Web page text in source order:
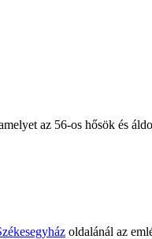
az 56-os hősök és
oldalánál az